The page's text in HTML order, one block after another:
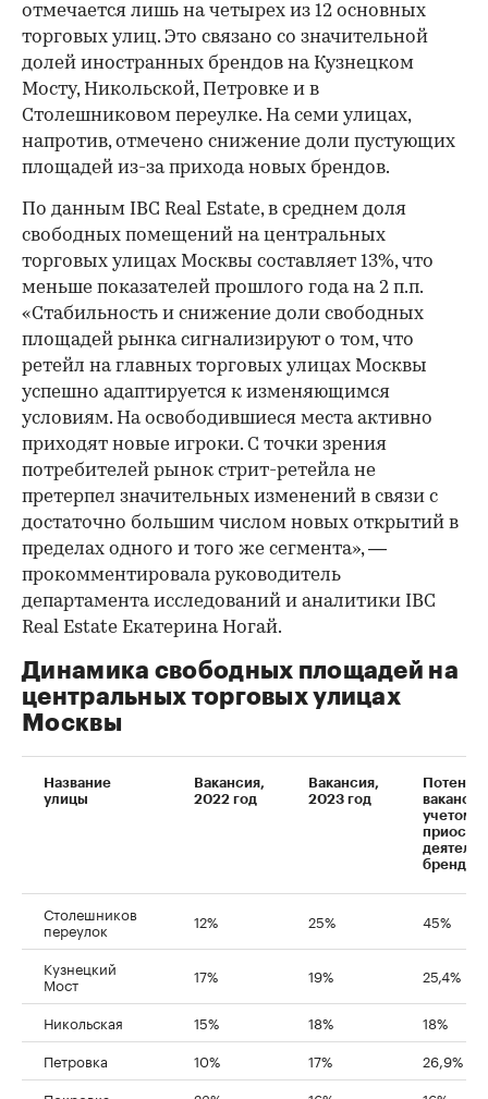
отмечается лишь на четырех из 12 основных
торговых улиц. Это связано со значительной
долей иностранных брендов на Кузнецком
Мосту, Никольской, Петровке и в
Столешниковом переулке. На семи улицах,
напротив, отмечено снижение доли пустующих
площадей из-за прихода новых брендов.
По данным IBC Real Estate, в среднем доля
свободных помещений на центральных
торговых улицах Москвы составляет 13%, что
меньше показателей прошлого года на 2 п.п.
«Стабильность и снижение доли свободных
площадей рынка сигнализируют о том, что
ретейл на главных торговых улицах Москвы
успешно адаптируется к изменяющимся
условиям. На освободившиеся места активно
приходят новые игроки. С точки зрения
потребителей рынок стрит-ретейла не
претерпел значительных изменений в связи с
достаточно большим числом новых открытий в
пределах одного и того же сегмента», —
прокомментировала руководитель
департамента исследований и аналитики IBC
Real Estate Екатерина Ногай.
Динамика свободных площадей на
центральных торговых улицах
Москвы
Название
улицы
Вакансия,
2022 год
Вакансия,
2023 год
учетом
брендов
Столешников
переулок 12% 25% 45%
Кузнецкий
Мост 17% 19% 25,4%
Никольская 15% 18%
18%
Петровка
10% 17%
26,9%